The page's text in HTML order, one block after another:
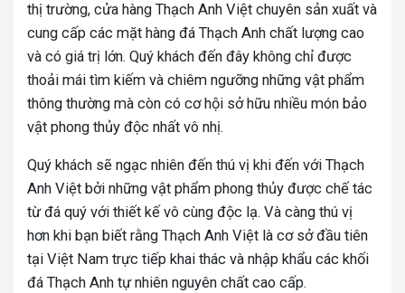
thị trường, cửa hàng Thạch Anh Việt chuyên sản xuất và
cung cấp các mặt hàng đá Thạch Anh chất lượng cao
và có giá trị lớn. Quý khách đến đây không chỉ được
thoải mái tìm kiếm và chiêm ngưỡng những vật phẩm
thông thường mà còn có cơ hội sở hữu nhiều món bảo
vật phong thủy độc nhất vô nhị.
Quý khách sẽ ngạc nhiên đến thú vị khi đến với Thạch
Anh Việt bởi những vật phẩm phong thủy được chế tác
từ đá quý với thiết kế vô cùng độc lạ. Và càng thú vị
hơn khi bạn biết rằng Thạch Anh Việt là cơ sở đầu tiên
tại Việt Nam trực tiếp khai thác và nhập khẩu các khối
đá Thạch Anh tự nhiên nguyên chất cao cấp.